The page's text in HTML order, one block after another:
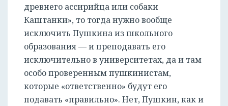
древнего ассирийца или собаки
Каштанки», то тогда нужно вообще
исключить Пушкина из школьного
образования — и преподавать его
исключительно в университетах, да и там
особо проверенным пушкинистам,
которые «ответственно» будут его
подавать «правильно». Нет, Пушкин, как и